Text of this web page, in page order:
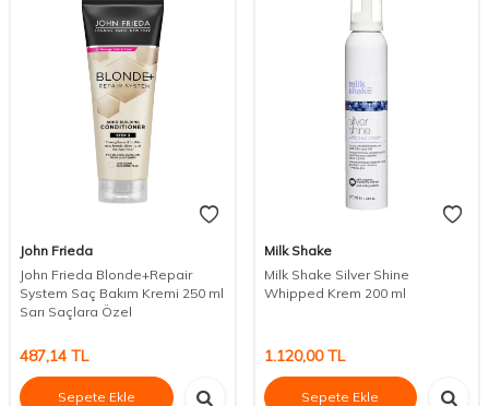
John Frieda
John Frieda Blonde+Repair
System Saç Bakım Kremi 250 ml
Sarı Saçlara Özel
487,14 TL
Sepete Ekle
Milk Shake
Milk Shake Silver Shine
Whipped Krem 200 ml
1.120,00TL
Sepete Ekle